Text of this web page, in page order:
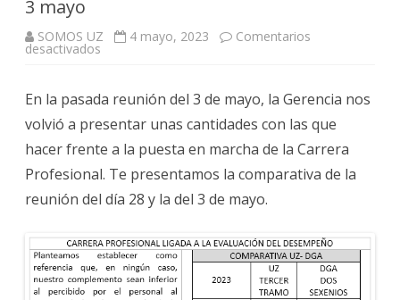
3 mayo
SOMOS UZ 4 mayo, 2023 Comentarios
desactivados
reunión
3
mayo
En la pasada reunión del 3 de mayo, la Gerencia nos
volvió a presentar unas cantidades con las que
hacer frente a la puesta en marcha de la Carrera
Profesional. Te presentamos la comparativa de la
reunión del día 28 y la del 3 de mayo.